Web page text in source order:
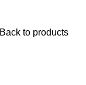
Back to products